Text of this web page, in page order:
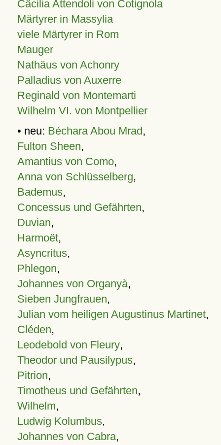
Cäcilia Attendoli von Cotignola
Märtyrer in Massylia
viele Märtyrer in Rom
Mauger
Nathäus von Achonry
Palladius von Auxerre
Reginald von Montemarti
Wilhelm VI. von Montpellier
• neu: Béchara Abou Mrad,
Fulton Sheen,
Amantius von Como,
Anna von Schlüsselberg,
Bademus,
Concessus und Gefährten,
Duvian,
Harmoët,
Asyncritus,
Phlegon,
Johannes von Organyà,
Sieben Jungfrauen,
Julian vom heiligen Augustinus Martinet,
Cléden,
Leodebold von Fleury,
Theodor und Pausilypus,
Pitrion,
Timotheus und Gefährten,
Wilhelm,
Ludwig Kolumbus,
Johannes von Cabra,